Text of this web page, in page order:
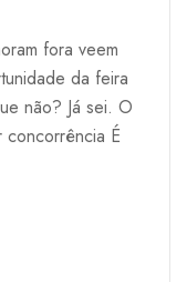
fora veem
da feira
não? Já sei. O
É